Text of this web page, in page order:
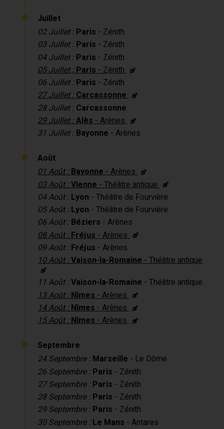
Juillet
02 Juillet : Paris - Zénith
03 Juillet : Paris - Zénith
04 Juillet : Paris - Zénith
05 Juillet :Paris- Zénith
06 Juillet : Paris - Zénith
27 Juillet :Carcassonne
28 Juillet : Carcassonne
29 Juillet :Alès- Arènes
31 Juillet : Bayonne - Arènes
Août
01 Août :Bayonne- Arènes
03 Août :Vienne - Théâtre antique
04 Août : Lyon - Théâtre de Fourvière
05 Août : Lyon - Théâtre de Fourvière
06 Août : Béziers - Arènes
08 Août : Fréjus - Arènes
09 Août : Fréjus - Arènes
10 Août :Vaison-la-Romaine- Théâtre antique
11 Août :Vaison-la-Romaine - Théâtre antique
13 Août : Nîmes - Arènes
14 Août :Nîmes- Arènes
15 Août :Nîmes- Arènes
Septembre
24 Septembre : Marseille - Le Dôme
26 Septembre : Paris - Zénith
27 Septembre : Paris - Zénith
28 Septembre : Paris - Zénith
29 Septembre : Paris - Zénith
30 Septembre : Le Mans - Antares